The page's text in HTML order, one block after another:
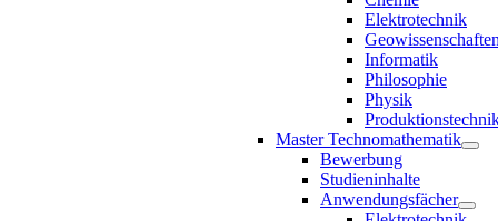
Elektrotechnik
Informatik
Philosophie
Physik
Master Technomathematik
Bewerbung
Studieninhalte
Anwendungsfächer